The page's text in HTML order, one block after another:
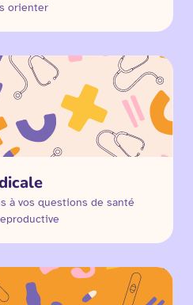
orienter
à vos questions de santé